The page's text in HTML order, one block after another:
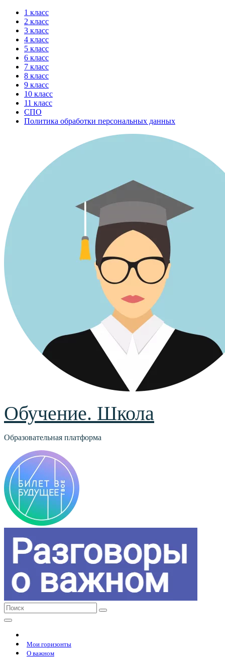
Перейти
содержимому
1 класс
2 класс
3 класс
4 класс
5 класс
6 класс
7 класс
8 класс
9 класс
10 класс
11 класс
СПО
Политика обработки персональных данных
Обучение. Школа
Образовательная платформа
Мои горизонты
О важном